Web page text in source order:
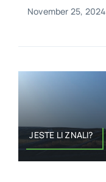
November 25, 2024
JESTE LI ZNALI?